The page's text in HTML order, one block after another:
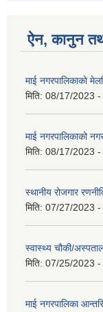
ऐन, कानुन
माई नगरपालिकाको
मिति: 08/17/2023 -
माई नगरपालिकाको
मिति: 08/17/2023
स्थानीय रोजगार
मिति: 07/27/2023 -
स्वास्थ्य चौकी/
मिति: 07/25/2023 -
माई नगरपालिका